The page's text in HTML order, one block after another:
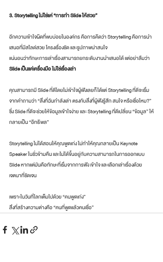
3. Storytelling ไม่ใช่แค่ “การทำ Slide ให้สวย”
อีกความเข้าใจผิดที่พบบ่อยในองค์กร คือการคิดว่า Storytelling คือการนำ
เสนอที่มีสไลด์สวย โครงเรื่องชัด และรูปภาพน่าสนใจ
แน่นอนว่าทักษะการเล่าเรื่องสามารถยกระดับงานนำเสนอได้ แต่อย่าลืมว่า
Slide เป็นแค่เครื่องมือ ไม่ใช่เรื่องเล่า
คุณสามารถมี Slide ที่ดีโดยไม่เข้าใจผู้ฟังเลยก็ได้แต่ Storytelling ที่ดีจะเริ่ม
จากคำถามว่า “สิ่งที่ฉันกำลังเล่า ตรงกับสิ่งที่ผู้ฟังรู้สึก สนใจ หรือเชื่อไหม?”
ซึ่ง Slide ที่ดีจะช่วยให้ข้อมูลเข้าใจง่าย และ Storytelling ที่ดีเปลี่ยน “ข้อมูล” ให้
กลายเป็น “อิทธิพล”
Storytelling ไม่ได้สอนให้คุณพูดเก่ง ไม่ทำให้คุณกลายเป็น Keynote
Speaker ในชั่วข้ามคืน และไม่ได้ขึ้นอยู่กับความสามารถในการออกแบบ
Slide หากแต่มันคือทักษะที่เริ่มจากการฟัง เข้าใจ และเลือกเล่าเรื่องด้วย
เจตนาที่ชัดเจน
เพราะในวันที่โลกเต็มไปด้วย “คนพูดเก่ง”
สิ่งที่สร้างความต่างคือ “คนที่พูดแล้วคนเชื่อ”